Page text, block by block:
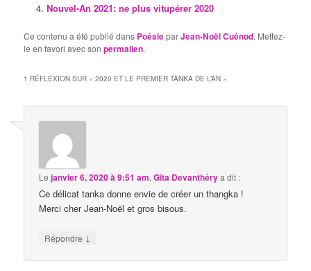
Nouvel-An 2021: ne plus vitupérer 2020
Ce contenu a été publié dans PoésieparJean-Noël Cuénod. Mettez-
le en favori avec sonpermalien.
1 RÉFLEXION SUR «2020 ET LE PREMIER TANKA DE L’AN »
Lejanvier 6, 2020 à 9:51 am,Gita Devanthérya dit :
Ce délicat tanka donne envie de créer un thangka !
Merci cher Jean-Noël et gros bisous.
Répondre ↓